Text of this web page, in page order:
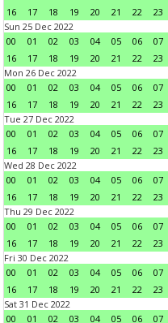
16
17 18 19 20 21 22
23
Sun 25 Dec 2022
00
01 02 03 04 05 06 07
16
17 18 19 20 21 22
23
Mon 26 Dec 2022
00
01 02 03 04 05 06 07
16
17 18 19 20 21 22
23
Tue 27 Dec 2022
00
01 02 03 04 05 06 07
16
17 18 19 20 21 22
23
Wed 28 Dec 2022
00
01 02 03 04 05 06 07
16
17 18 19 20 21 22
23
Thu 29 Dec 2022
00
01 02 03 04 05 06 07
16
17 18 19 20 21 22
23
Fri 30 Dec 2022
00
01 02 03 04 05 06 07
16
17 18 19 20 21 22
23
Sat 31 Dec 2022
00
01 02 03 04 05 06 07